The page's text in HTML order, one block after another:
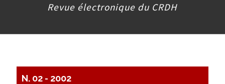
Revue électronique du CRDH
N. 02 - 2002